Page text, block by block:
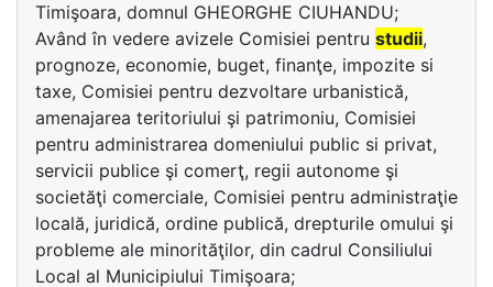
Timişoara, domnul GHEORGHE CIUHANDU;
Având în vedere avizele Comisiei pentru studii,
prognoze, economie, buget, finanţe, impozite si
taxe, Comisiei pentru dezvoltare urbanistică,
amenajarea teritoriului şi patrimoniu, Comisiei
pentru administrarea domeniului public si privat,
servicii publice şi comerţ, regii autonome şi
societăţi comerciale, Comisiei pentru administraţie
locală, juridică, ordine publică, drepturile omului şi
probleme ale minorităţilor, din cadrul Consiliului
Local al Municipiului Timişoara;